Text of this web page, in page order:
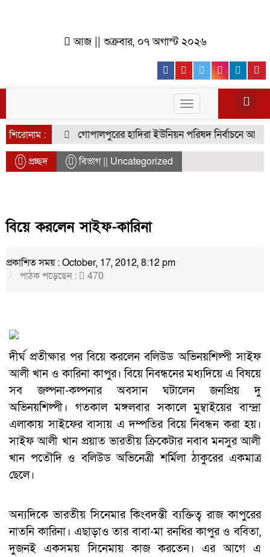
আজ || শুক্রবার, ০৭ অগাস্ট ২০২৬
Facebook
YoutubeTwitter
Toggle
navigation
শিরোনাম :
র‍্যালি গোপালপুরের হাদিরা ইউনিয়ন পরিষদ নির্বাচনে
প্রচ্ছদ বিভাগ || Uncategorized
বিয়ে করলেন সাইফ-কারিনা
প্রকাশিত সময় : October, 17, 2012, 8:12 pm
পাঠক পড়েছেন :
470
দীর্ঘ প্রতীক্ষার পর বিয়ে করলেন বলিউড অভিনয়শিল্পী সাইফ
আলী খান ও কারিনা কাপুর। বিয়ে নিবন্ধনের মধ্যদিয়ে এ বিষয়ে
সব জল্পনা-কল্পনার অবসান ঘটালেন জনপ্রিয় দু
অভিনয়শিল্পী। গতকাল মঙ্গলবার সকালে মুম্বাইয়ের বান্দ্রা
এলাকায় সাইফের বাসায় এ দম্পতির বিয়ে নিবন্ধন করা হয়।
সাইফ আলী খান প্রয়াত ভারতীয় ক্রিকেটার নবাব মনসুর আলী
খান পতৌদি ও বলিউড অভিনেত্রী শর্মিলা ঠাকুরের একমাত্র
ছেলে।
অন্যদিকে ভারতীয় সিনেমার কিংবদন্তী ব্যক্তিত্ব রাজ কাপুরের
নাতনি কারিনা। এছাড়াও তার বাবা-মা রনধির কাপুর ও ববিতা,
দুজনই একসময় সিনেমায় কাজ করতেন। এর আগে এ